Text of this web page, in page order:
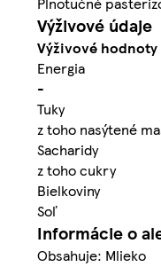
Výživové údaje
Výživové hodnoty
Energia
-
Tuky
z toho nasýtené
Sacharidy
z toho cukry
Bielkoviny
Soľ
Informácie o
Obsahuje: Mlieko